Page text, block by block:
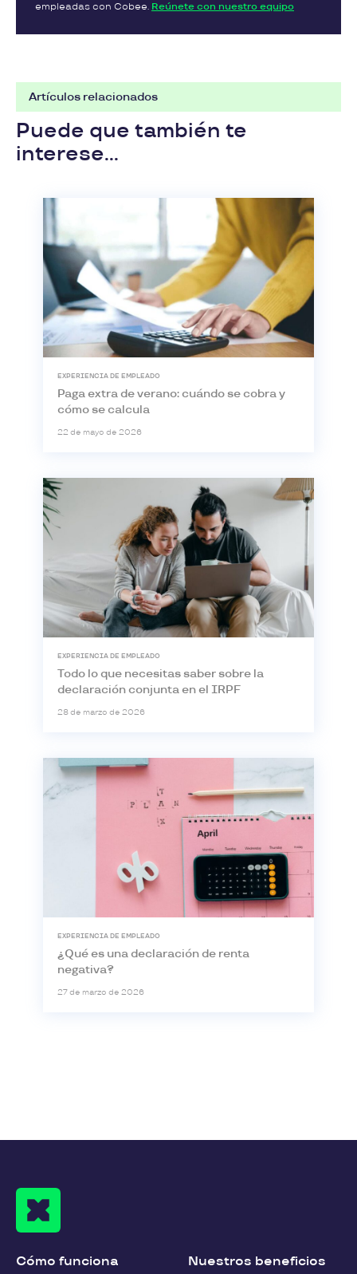
empleadas con Cobee. Reúnete con nuestro equipo
Artículos relacionados
Puede que también te
interese...
EXPERIENCIA DE EMPLEADO
Paga extra de verano: cuándo se cobra y
cómo se calcula
22 de mayo de 2026
EXPERIENCIA DE EMPLEADO
Todo lo que necesitas saber sobre la
declaración conjunta en el IRPF
28 de marzo de 2026
EXPERIENCIA DE EMPLEADO
¿Qué es una declaración de renta
negativa?
27 de marzo de 2026
Cómo funciona Nuestros beneficios